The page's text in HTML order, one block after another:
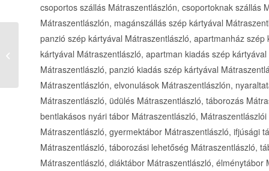
csoportos szállás Mátraszentlászlón, csoportoknak szállás
Mátraszentlászlón, magánszállás szép kártyával
panzió szép kártyával Mátraszentlászló, apartmanház
kártyával Mátraszentlászló, apartman kiadás szép
Mátraszentlászló, panzió kiadás szép kártyával
Mátraszentlászlón, elvonulások Mátraszentlászlón,
Mátraszentlászló, üdülés Mátraszentlászló, táborozás
bentlakásos nyári tábor Mátraszentlászló,
Mátraszentlászló, gyermektábor Mátraszentlászló, ifjúsági
Mátraszentlászló, táborozási lehetőség Mátraszentlászló,
Mátraszentlászló, diáktábor Mátraszentlászló,
Tóth András Épületgépész Bács-
Kiskun megye